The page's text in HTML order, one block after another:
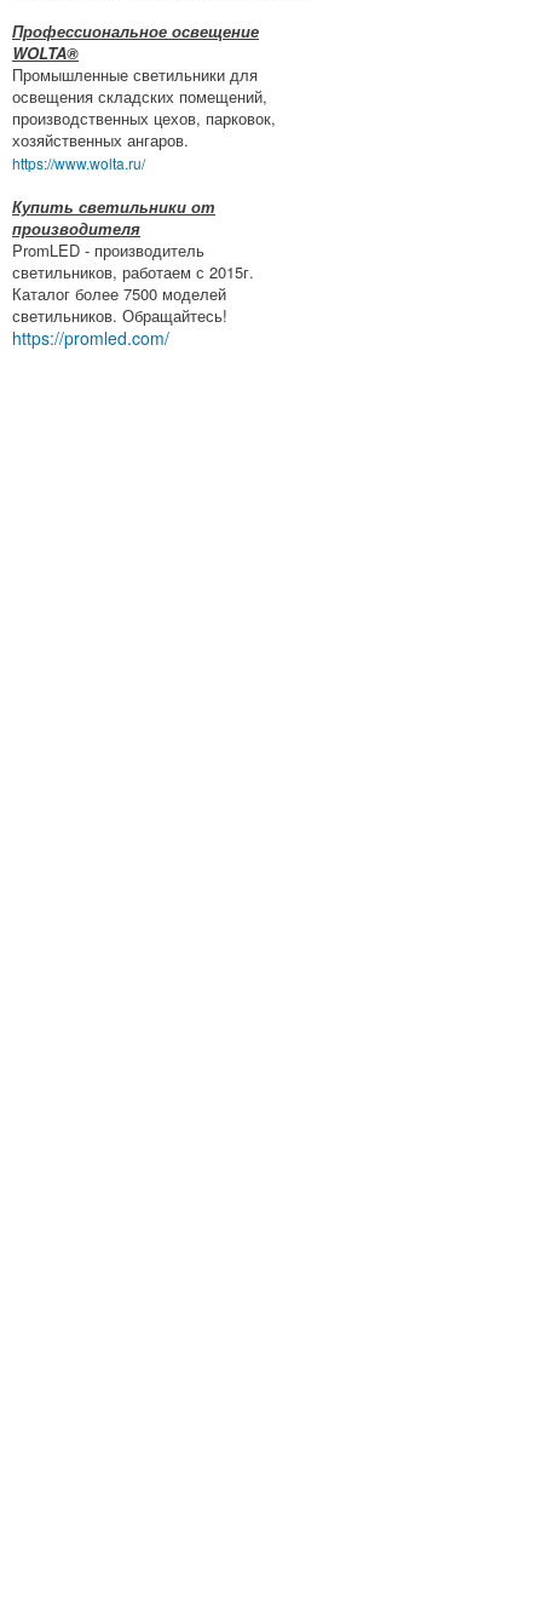
Профессиональное освещение
WOLTA®
Промышленные светильники для
освещения складских помещений,
производственных цехов, парковок,
хозяйственных ангаров.
https://www.wolta.ru/
Купить светильники от
производителя
PromLED - производитель
светильников, работаем с 2015г.
Каталог более 7500 моделей
светильников. Обращайтесь!
https://promled.com/